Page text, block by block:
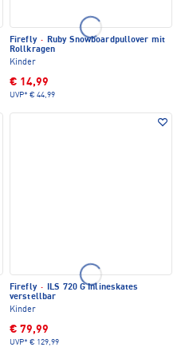
Firefly · Ruby Snowboardpullover mit
Rollkragen
Kinder
€ 14,99
UVP* € 44,99
Firefly · ILS 720 G Inlineskates
verstellbar
Kinder
€ 79,99
UVP* € 129,99